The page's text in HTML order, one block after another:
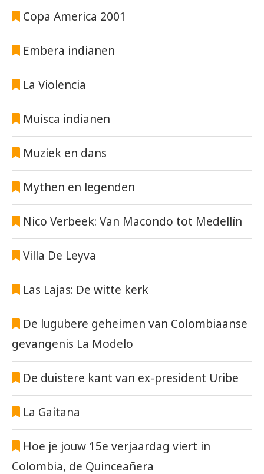
Copa America 2001
Embera indianen
La Violencia
Muisca indianen
Muziek en dans
Mythen en legenden
Nico Verbeek: Van Macondo tot Medellín
Villa De Leyva
Las Lajas: De witte kerk
De lugubere geheimen van Colombiaanse
gevangenis La Modelo
De duistere kant van ex-president Uribe
La Gaitana
Hoe je jouw 15e verjaardag viert in
Colombia, de Quinceañera